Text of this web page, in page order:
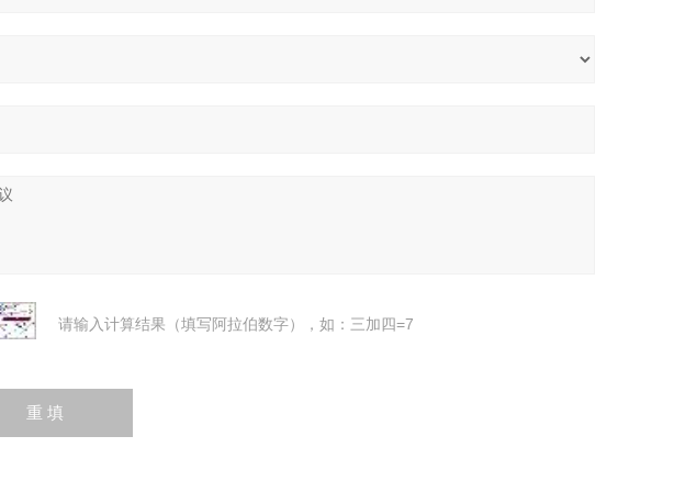
请输入计算结果（填写阿拉伯数字），如：三加四=7